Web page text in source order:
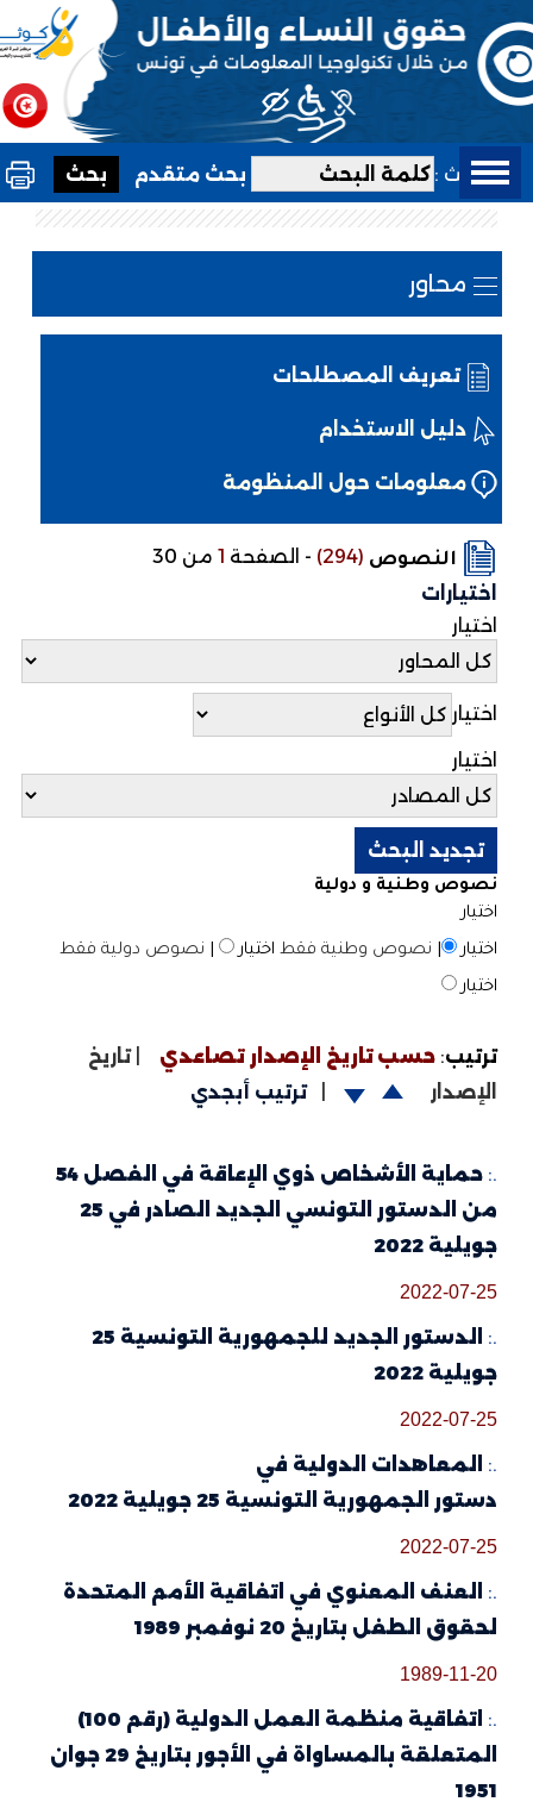
بحث : بحث متقدم
محاور
تعريف المصطلحات
دليل الاستخدام
معلومات حول المنظومة
النصوص (294)
-الصفحة1من 30
اختيارات
اختيار
اختيار
اختيار
نصوص وطنية و دولية
اختيار
اختيار
| نصوص وطنية فقط اختيار | نصوص دولية فقط
اختيار
ترتيب: حسب تاريخ الإصدار تصاعدي |
تاريخ
الإصدار
| ترتيب أبجدي
حماية الأشخاص ذوي الإعاقة في الفصل 54
من الدستور التونسي الجديد الصادر في 25
جويلية 2022
2022-07-25
الدستور الجديد للجمهورية التونسية 25
جويلية 2022
2022-07-25
المعاهدات الدولية في
دستور الجمهورية التونسية 25 جويلية 2022
2022-07-25
العنف المعنوي في اتفاقية الأمم المتحدة
لحقوق الطفل بتاريخ 20 نوفمبر 1989
1989-11-20
اتفاقية منظمة العمل الدولية (رقم 100)
المتعلقة بالمساواة في الأجور بتاريخ 29 جوان
1951